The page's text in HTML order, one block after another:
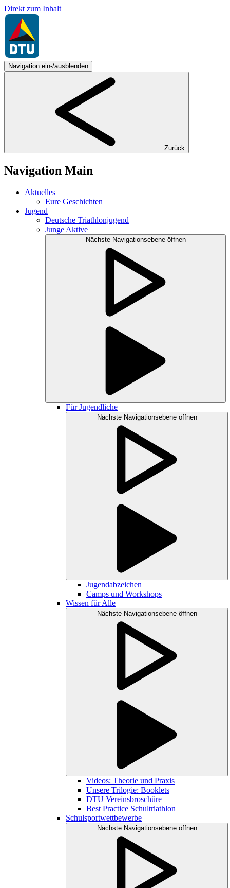
Direkt zum Inhalt
Navigation ein-/ausblenden
Zurück
Navigation Main
Aktuelles
Eure Geschichten
Jugend
Deutsche Triathlonjugend
Junge Aktive
Nächste Navigationsebene öffnen
Für Jugendliche
Nächste Navigationsebene öffnen
Jugendabzeichen
Camps und Workshops
Wissen für Alle
Nächste Navigationsebene öffnen
Videos: Theorie und Praxis
Unsere Trilogie: Booklets
DTU Vereinsbroschüre
Best Practice Schultriathlon
Schulsportwettbewerbe
Nächste Navigationsebene öffnen